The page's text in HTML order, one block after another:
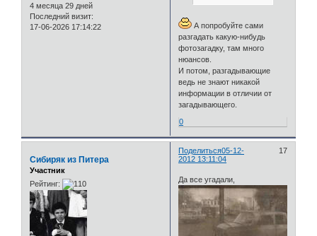
4 месяца 29 дней
Последний визит:
17-06-2026 17:14:22
А попробуйте сами
разгадать какую-нибудь
фотозагадку, там много
нюансов.
И потом, разгадывающие
ведь не знают никакой
информации в отличии от
загадывающего.
0
Поделиться 17
05-12-
2012 13:11:04
Сибиряк из Питера
Участник
Рейтинг:
Да все угадали,